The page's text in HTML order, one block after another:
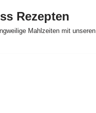
Rezepten
Mahlzeiten mit unseren